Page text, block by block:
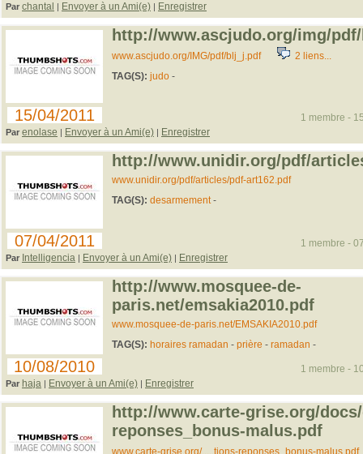
Par chantal | Envoyer à un Ami(e) | Enregistrer
15/04/2011
http://www.ascjudo.org/img/
www.ascjudo.org/IMG/pdf/blj_j.pdf 2 liens...
TAG(S): judo-
Par enolase | Envoyer à un Ami(e) | Enregistrer
1 membre -
07/04/2011
http://www.unidir.org/pdf/
www.unidir.org/pdf/articles/pdf-art162.pdf
TAG(S): desarmement-
Par Intelligencia | Envoyer à un Ami(e) | Enregistrer
1 membre -
10/08/2010
http://www.mosquee-de-
paris.net/emsakia2010.pdf
www.mosquee-de-paris.net/EMSAKIA2010.pdf
TAG(S): horaires ramadan - prière - ramadan -
Par haja | Envoyer à un Ami(e) | Enregistrer
1 membre -
http://www.carte-grise.org/
reponses_bonus-malus.pdf
www.carte-grise.org/.....tions-reponses_bonus-malus.pdf